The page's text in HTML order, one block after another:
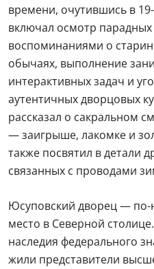
времени, очутившись в
включал осмотр парадных
воспоминаниями о
обычаях, выполнение
интерактивных задач и
аутентичных дворцовых
рассказал о сакральном
— заигрыше, лакомке и
также посвятил в детали
связанных с проводами
Юсуповский дворец — по-
место в Северной
наследия федерального
жили представители